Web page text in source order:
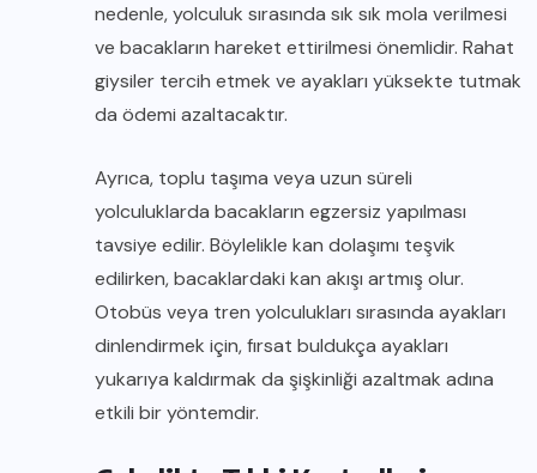
nedenle, yolculuk sırasında sık sık mola verilmesi
ve bacakların hareket ettirilmesi önemlidir. Rahat
giysiler tercih etmek ve ayakları yüksekte tutmak
da ödemi azaltacaktır.
Ayrıca, toplu taşıma veya uzun süreli
yolculuklarda bacakların egzersiz yapılması
tavsiye edilir. Böylelikle kan dolaşımı teşvik
edilirken, bacaklardaki kan akışı artmış olur.
Otobüs veya tren yolculukları sırasında ayakları
dinlendirmek için, fırsat buldukça ayakları
yukarıya kaldırmak da şişkinliği azaltmak adına
etkili bir yöntemdir.